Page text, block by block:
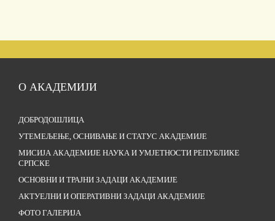
О АКАДЕМИЈИ
ДОБРОДОШЛИЦА
УТЕМЕЉЕЊЕ, ОСНИВАЊЕ И СТАТУС АКАДЕМИЈЕ
МИСИЈА АКАДЕМИЈЕ НАУКА И УМЈЕТНОСТИ РЕПУБЛИКЕ
СРПСКЕ
ОСНОВНИ И ТРАЈНИ ЗАДАЦИ АКАДЕМИЈЕ
АКТУЕЛНИ И ОПЕРАТИВНИ ЗАДАЦИ АКАДЕМИЈЕ
ФОТО ГАЛЕРИЈА